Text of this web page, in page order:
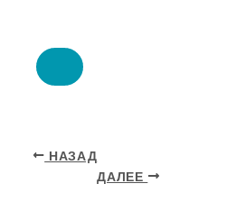
НАЗАД
ДАЛЕЕ